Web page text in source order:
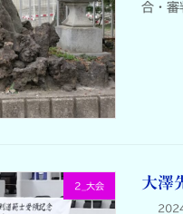
合・審
2_大会 大澤